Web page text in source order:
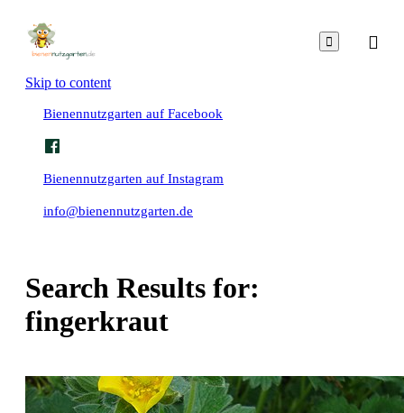

Skip to content
Bienennutzgarten auf Facebook
Bienennutzgarten auf Instagram
info@bienennutzgarten.de
Search Results for:
fingerkraut